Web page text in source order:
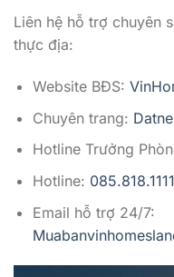
Liên hệ hỗ trợ chuyên
thực địa:
Website BĐS:
Chuyên trang:
Hotline Trưởng
Hotline: 085.818.1111
Email hỗ trợ 24/7: